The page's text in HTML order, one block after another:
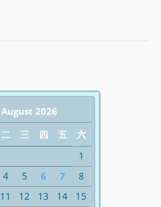
August 2026
二 三 四 五
六
1
4 5 6 7
8
11 12 13 14 15